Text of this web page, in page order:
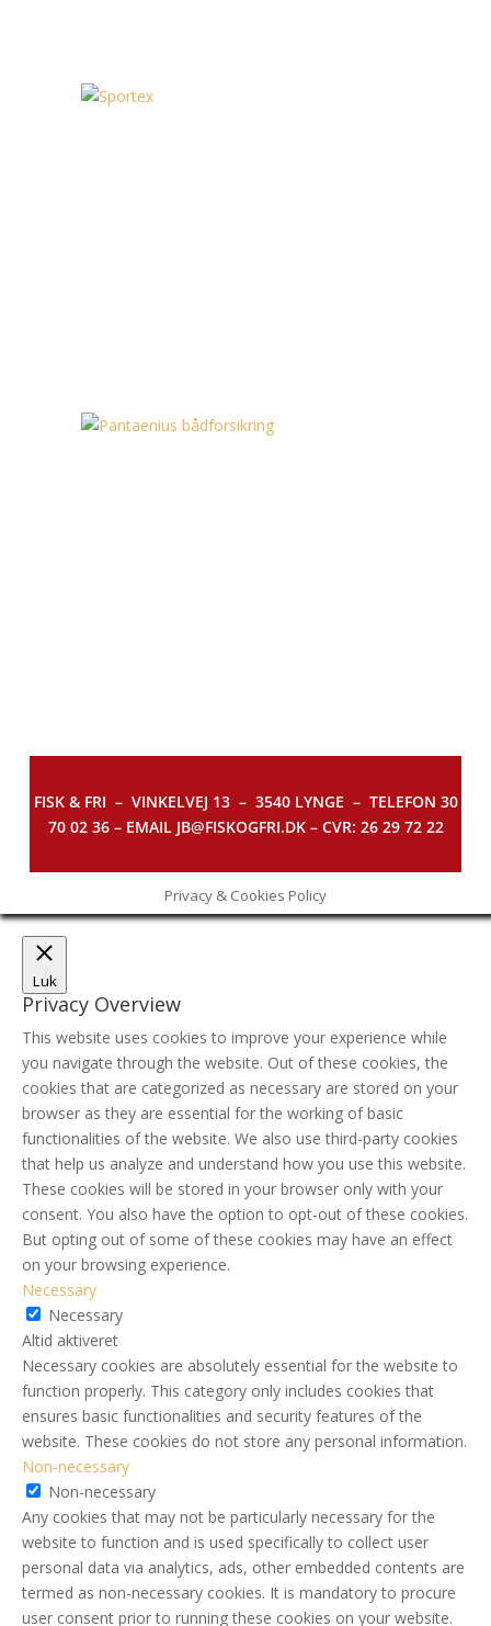
FISK & FRI – VINKELVEJ 13 – 3540 LYNGE – TELEFON 30
70 02 36 – EMAIL JB@FISKOGFRI.DK – CVR: 26 29 72 22
Privacy & Cookies Policy
Luk
Privacy Overview
This website uses cookies to improve your experience while
you navigate through the website. Out of these cookies, the
cookies that are categorized as necessary are stored on your
browser as they are essential for the working of basic
functionalities of the website. We also use third-party cookies
that help us analyze and understand how you use this website.
These cookies will be stored in your browser only with your
consent. You also have the option to opt-out of these cookies.
But opting out of some of these cookies may have an effect
on your browsing experience.
Necessary
Necessary
Altid aktiveret
Necessary cookies are absolutely essential for the website to
function properly. This category only includes cookies that
ensures basic functionalities and security features of the
website. These cookies do not store any personal information.
Non-necessary
Non-necessary
Any cookies that may not be particularly necessary for the
website to function and is used specifically to collect user
personal data via analytics, ads, other embedded contents are
termed as non-necessary cookies. It is mandatory to procure
user consent prior to running these cookies on your website.